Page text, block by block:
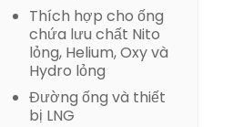
Thích hợp cho ống
chứa lưu chất Nito
lỏng, Helium, Oxy và
Hydro lỏng
Đường ống và thiết
bị LNG